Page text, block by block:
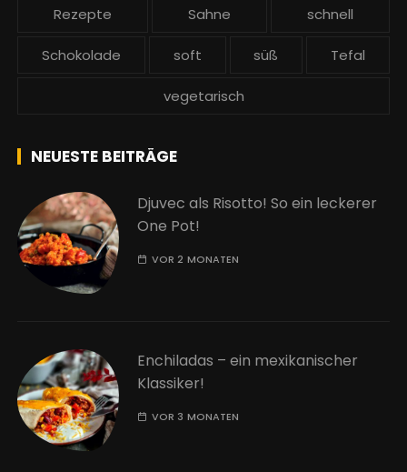
Rezepte Sahne schnell
Schokolade soft süß Tefal
vegetarisch
NEUESTE BEITRÄGE
Djuvec als Risotto! So ein leckerer
One Pot!
VOR 2 MONATEN
Enchiladas – ein mexikanischer
Klassiker!
VOR 3 MONATEN